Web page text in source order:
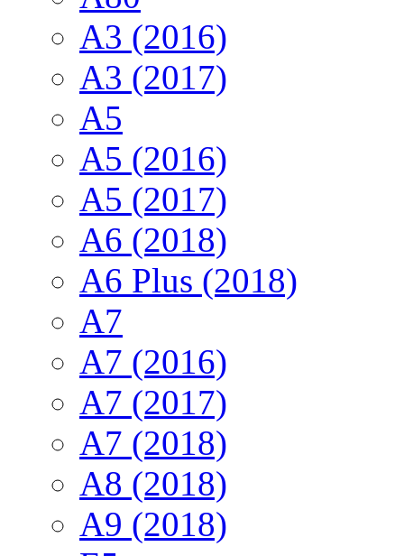
A3 (2016)
A3 (2017)
A5
A5 (2016)
A5 (2017)
A6 (2018)
A6 Plus (2018)
A7
A7 (2016)
A7 (2017)
A7 (2018)
A8 (2018)
A9 (2018)